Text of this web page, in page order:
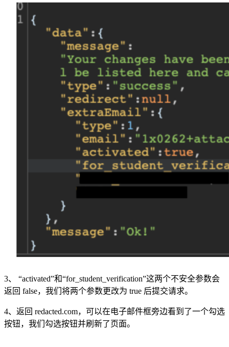
3、 “activated”和“for_student_verification”这两个不安全参数会
返回 false，我们将两个参数更改为 true 后提交请求。
4、返回 redacted.com，可以在电子邮件框旁边看到了一个勾选
按钮，我们勾选按钮并刷新了页面。